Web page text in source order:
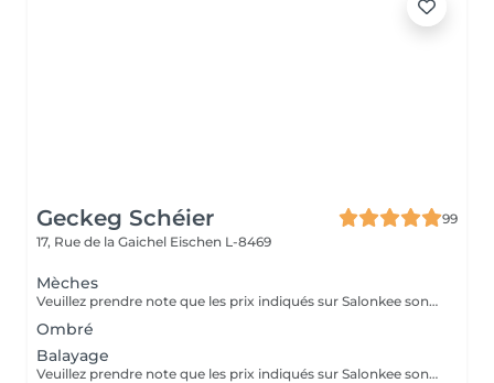
Geckeg Schéier
99
17, Rue de la Gaichel Eischen L-8469
Mèches
Veuillez prendre note que les prix indiqués sur Salonkee sont communiqués à titre informatif et s'entendent de base. Ces derniers sont susceptibles de varier selon le diagnostic réalisé à votre arrivée au salon et l'expertise du professionnel à qui vous confiez votre beauté. Dans tous les cas, un devis précis vous sera proposé et toutes réalisations de prestations seront effectuées avec votre accord. Un grand merci d'avance pour votre compréhension. Au plaisir de vous recevoir très vite.
Ombré
Balayage
Veuillez prendre note que les prix indiqués sur Salonkee sont communiqués à titre informatif et s'entendent de base. Ces derniers sont susceptibles de varier selon le diagnostic réalisé à votre arrivée au salon et l'expertise du professionnel à qui vous confiez votre beauté. Dans tous les cas, un devis précis vous sera proposé et toutes réalisations de prestations seront effectuées avec votre accord. Un grand merci d'avance pour votre compréhension. Au plaisir de vous recevoir très vite.